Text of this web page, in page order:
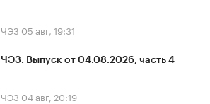
ЧЭЗ 05 авг, 19:31
ЧЭЗ. Выпуск от 04.08.2026, часть 4
ЧЭЗ 04 авг, 20:19